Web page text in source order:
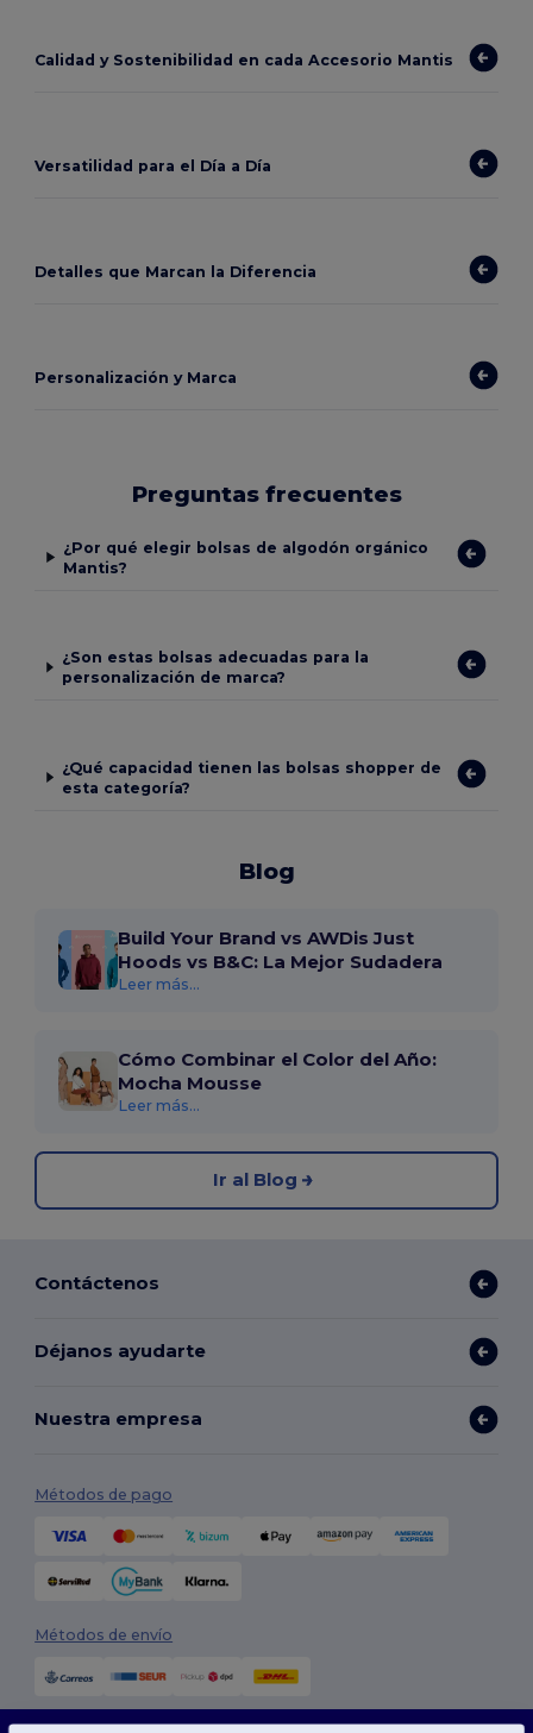
Calidad y Sostenibilidad en cada Accesorio Mantis
Versatilidad para el Día a Día
Detalles que Marcan la Diferencia
Personalización y Marca
Preguntas frecuentes
¿Por qué elegir bolsas de algodón orgánico
Mantis?
¿Son estas bolsas adecuadas para la
personalización de marca?
¿Qué capacidad tienen las bolsas shopper de
esta categoría?
Blog
Build Your Brand vs AWDis Just
Hoods vs B&C: La Mejor Sudadera
Leer más...
Cómo Combinar el Color del Año:
Mocha Mousse
Leer más...
Ir al Blog
Contáctenos
Déjanos ayudarte
Nuestra empresa
Métodos de pago
Métodos de envío